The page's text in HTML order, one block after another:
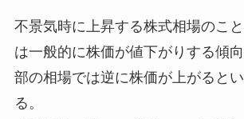
不景気時に上昇する株式相場のこ
は一般的に株価が値下がりする傾
部の相場では逆に株価が上がると
る。